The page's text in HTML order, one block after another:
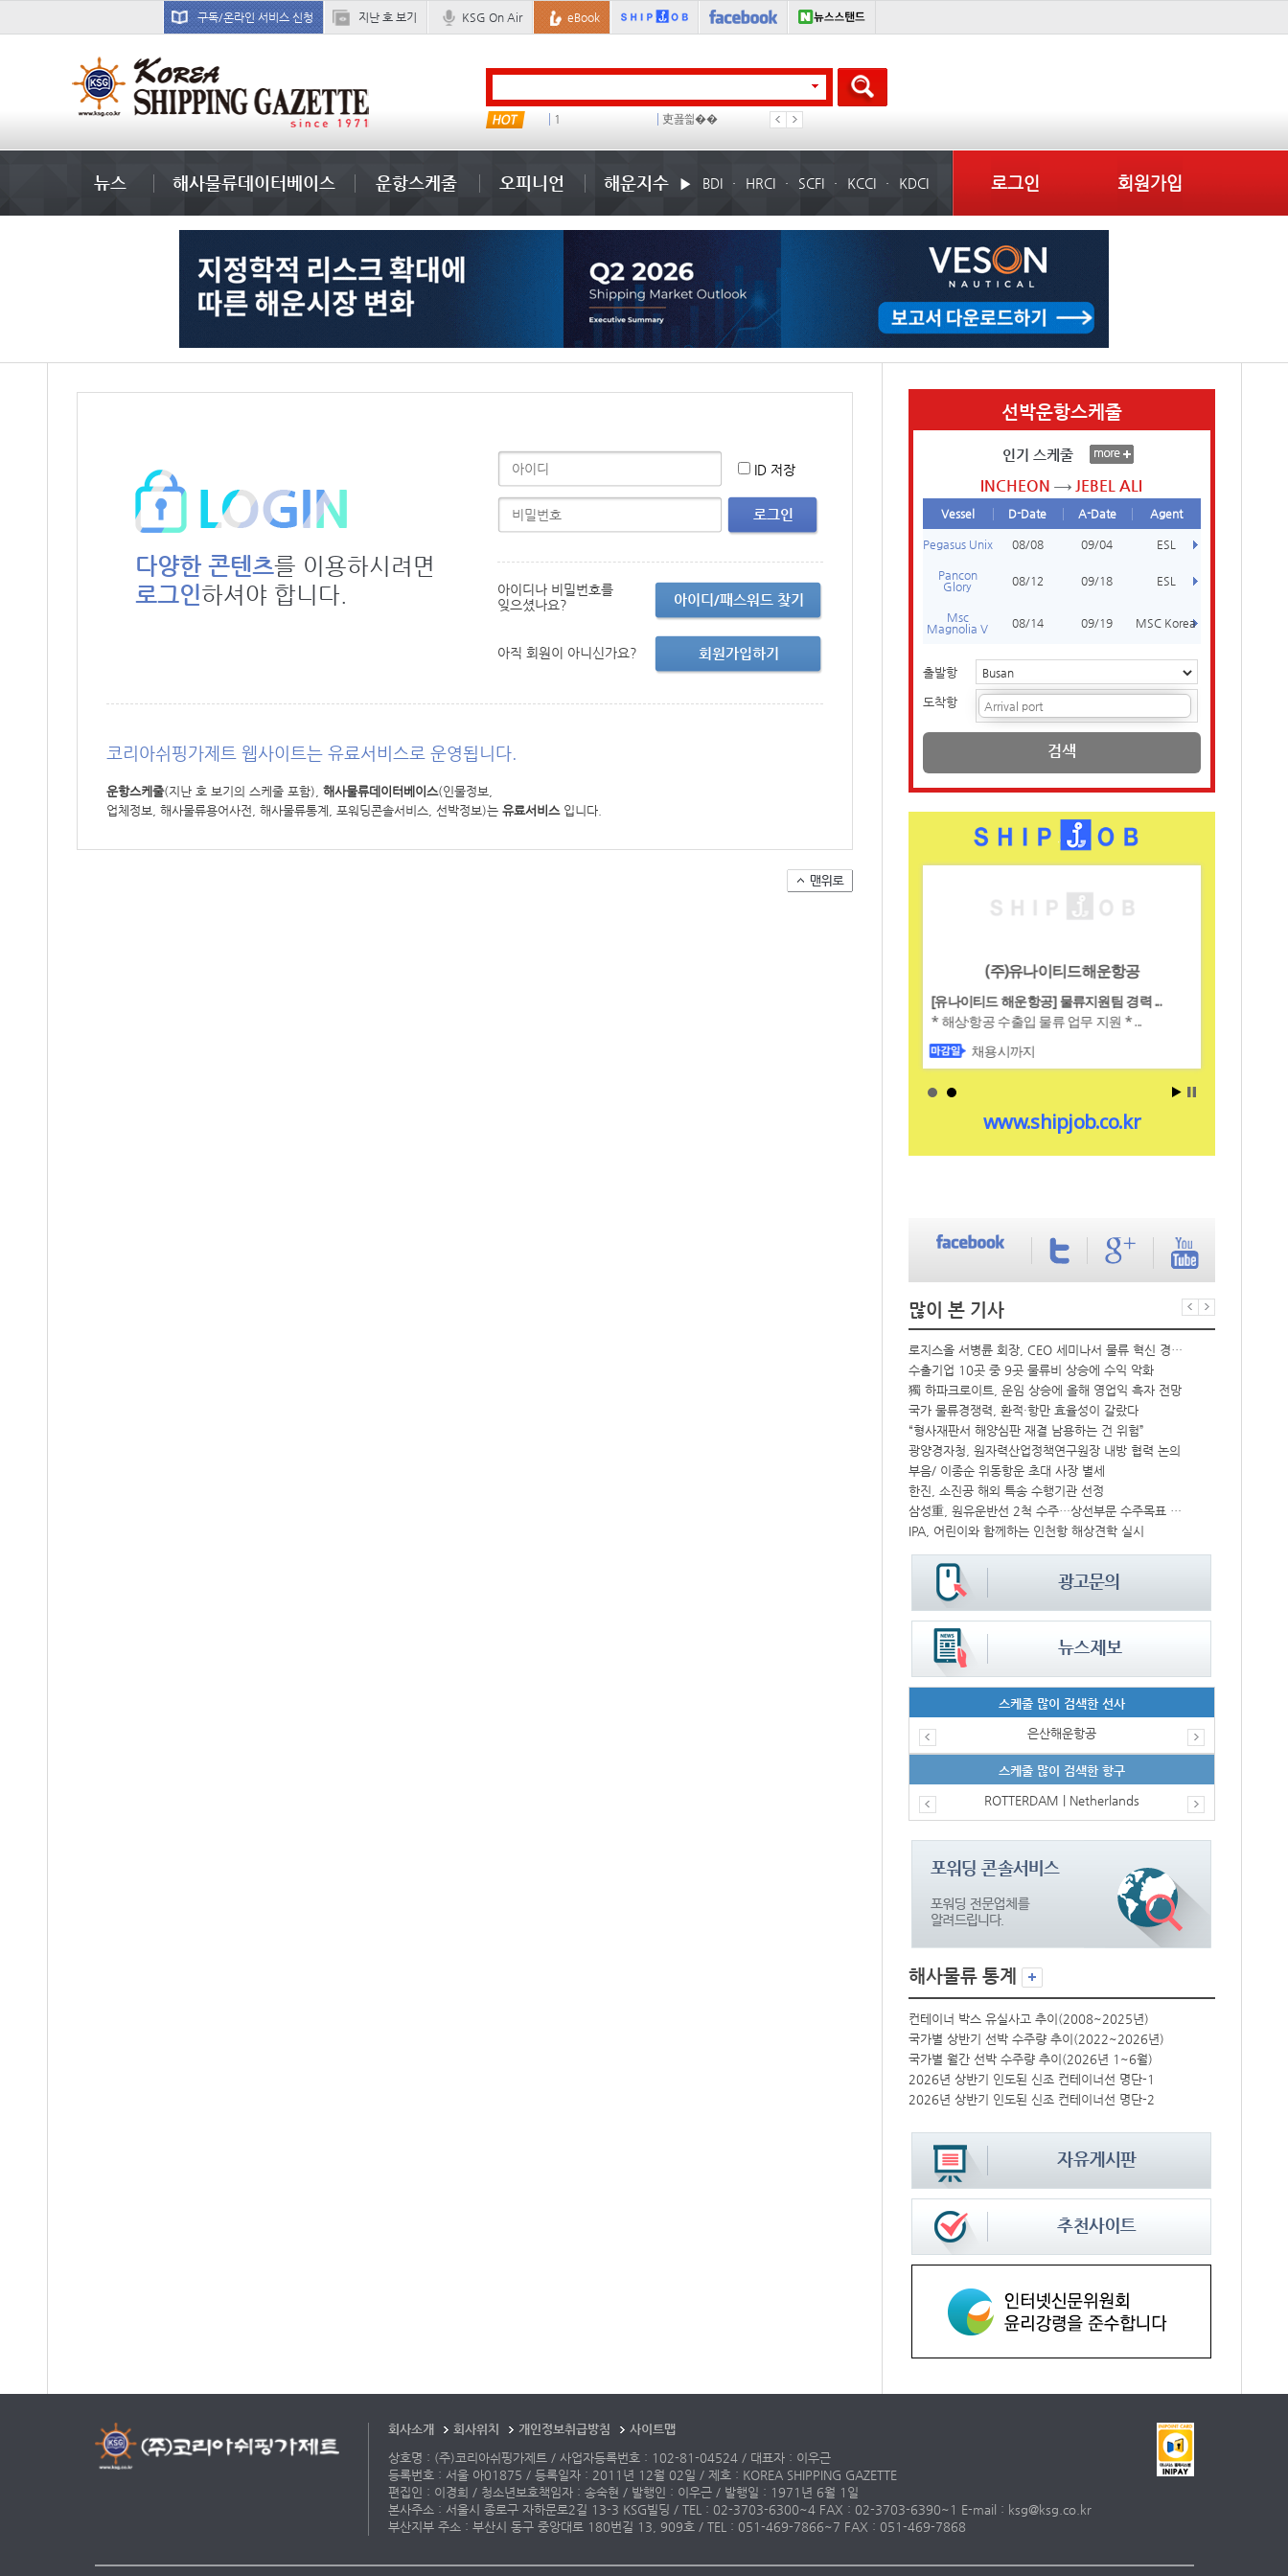
구독/온라인 서비스 신청 지난 호 보기 KSG On Air eBook
국제선박투자운용 물동량 컨테이너 임대사 1 吏꾪씗�� 국제선박투자운용
뉴스 해사물류데이터베이스 운항스케줄 오피니언 해운지수 BDI HRCI SCFI KCCI KDCI 로그인 회원가입
다양한 콘텐츠를 이용하시려면
로그인하셔야 합니다.
로그인
ID 저장
아이디/패스워드 찾기
아이디나 비밀번호를
잊으셨나요?
회원가입하기
아직 회원이 아니신가요?
코리아쉬핑가제트 웹사이트는 유료서비스로 운영됩니다.
운항스케줄(지난 호 보기의 스케줄 포함), 해사물류데이터베이스(인물정보,
업체정보, 해사물류용어사전, 해사물류통계, 포워딩콘솔서비스, 선박정보)는 유료서비스입니다.
선박운항스케줄
인기 스케줄
INCHEON JEBEL ALI
Vessel D-Date A-Date Agent
Pegasus Unix 08/08 09/04 ESL
Pancon
Glory
08/12 09/18 ESL
Msc
Magnolia V
08/14 09/19 MSC Korea
출발항
도착항
검색
많이 본 기사
로지스올 서병륜 회장, CEO 세미나서 물류 혁신 경험 공유
수출기업 10곳 중 9곳 물류비 상승에 수익 악화
獨 하파크로이트, 운임 상승에 올해 영업익 흑자 전망
국가 물류경쟁력, 환적·항만 효율성이 갈랐다
“형사재판서 해양심판 재결 남용하는 건 위험”
광양경자청, 원자력산업정책연구원장 내방 협력 논의
부음/ 이종순 위동항운 초대 사장 별세
한진, 소진공 해외 특송 수행기관 선정
삼성重, 원유운반선 2척 수주…상선부문 수주목표 조기달성
IPA, 어린이와 함께하는 인천항 해상견학 실시
스케줄 많이 검색한 선사
은산해운항공
스케줄 많이 검색한 항구
ROTTERDAM | Netherlands
해사물류 통계
컨테이너 박스 유실사고 추이(2008~2025년)
국가별 상반기 선박 수주량 추이(2022~2026년)
국가별 월간 선박 수주량 추이(2026년 1~6월)
2026년 상반기 인도된 신조 컨테이너선 명단-1
2026년 상반기 인도된 신조 컨테이너선 명단-2
회사소개 회사위치 개인정보취급방침
사이트맵
상호명 : (주)코리아쉬핑가제트 / 사업자등록번호 : 102-81-04524 / 대표자 : 이우근
등록번호 : 서울 아01875 / 등록일자 : 2011년 12월 02일 / 제호 : KOREA SHIPPING GAZETTE
편집인 : 이경희 / 청소년보호책임자 : 송숙현 / 발행인 : 이우근 / 발행일 : 1971년 6월 1일
본사주소 : 서울시 종로구 자하문로2길 13-3 KSG빌딩 / TEL : 02-3703-6300~4 FAX : 02-3703-6390~1 E-mail : ksg@ksg.co.kr
부산지부 주소 : 부산시 동구 중앙대로 180번길 13, 909호 / TEL : 051-469-7866~7 FAX : 051-469-7868